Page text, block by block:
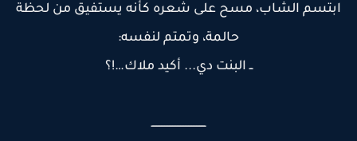
ابتسم الشاب، مسح على شعره كأنه يستفيق من لحظة
حالمة، وتمتم لنفسه:
ــ البنت دي... أكيد ملاك…!؟
ــــــــــــــــــــــــــــــــــ